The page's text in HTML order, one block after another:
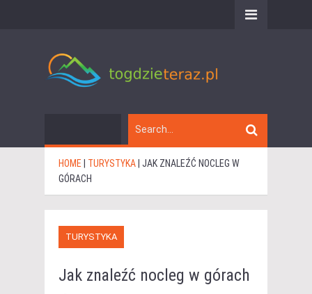
HOME TURYSTYKA JAK ZNALEŹĆ NOCLEG W
GÓRACH
TURYSTYKA
Jak znaleźć nocleg w górach